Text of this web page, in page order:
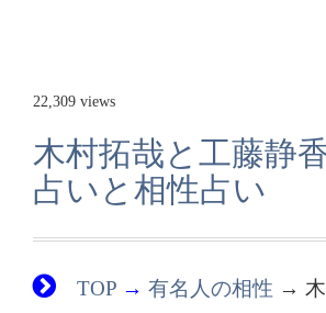
22,309 views
木村拓哉と工藤静
占いと相性占い
TOP → 有名人の相性 →